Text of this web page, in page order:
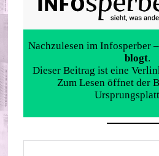
Nachzulesen im Infosperber
blogt.
Dieser Beitrag ist eine
Zum Lesen öffnet der